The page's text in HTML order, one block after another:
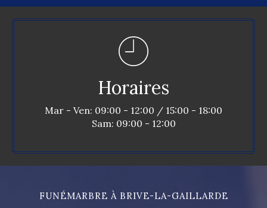
Horaires
Mar - Ven: 09:00 - 12:00 / 15:00 - 18:00
Sam: 09:00 - 12:00
FUNÉMARBRE À BRIVE-LA-GAILLARDE